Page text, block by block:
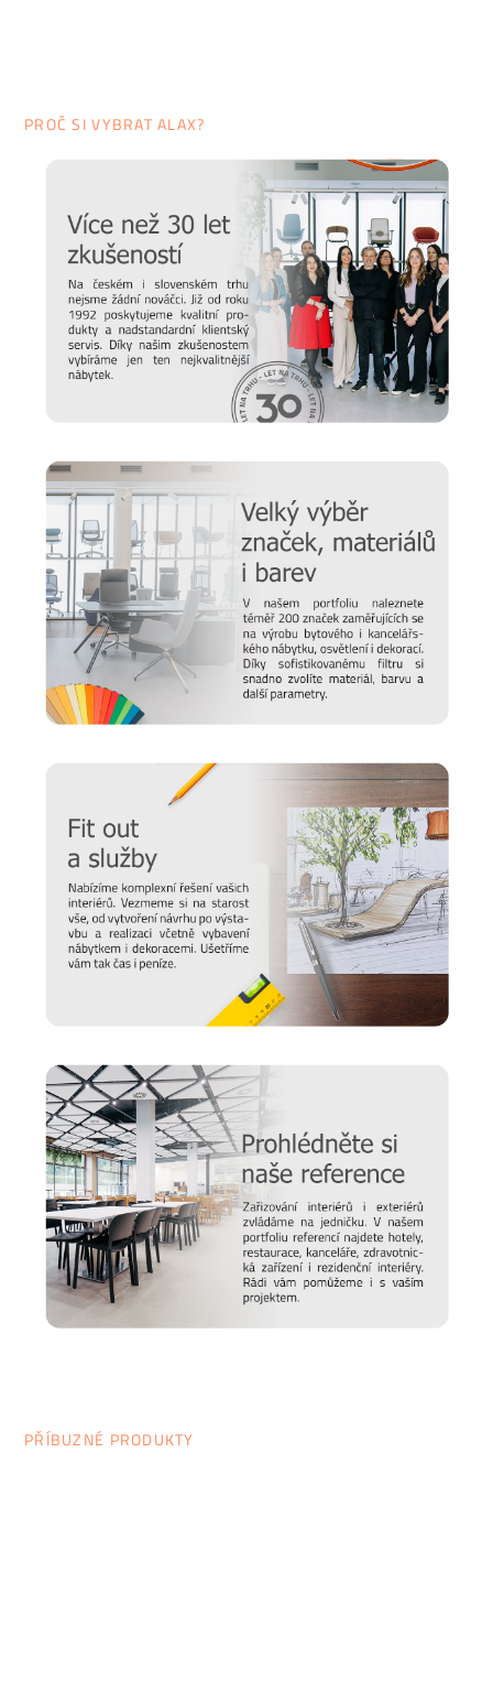
Prodlužte životnost nábytku
Chtěli bychom, aby vám nábytek sloužit co nejdéle. Protože
víme, že důležitou roli v jeho odolnosti hraje správná údržba,
starat o různé typy povrchu a čemu se naopak vyvarovat >>
péče o nábytek
Nový časopis o designu
Hledáte inspiraci do nového domova a potřebujete poradit,
jak vybrat židli, stůl, postel nebo třeba matraci? Nebo vás
zajímají trendy v bydlení a chcete mít vždy ty nejčerstvější
informace. Pak sledujte náš onlinemagazín Alaxmag
kterém najdete každý den novou dávku inspirace.
PROČ SI VYBRAT ALAX?
PŘÍBUZNÉ PRODUKTY